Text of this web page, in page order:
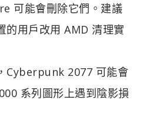
可能會刪除它們。建議
的用戶改用 AMD 清理實
Cyberpunk 2077 可能會
系列圖形上遇到陰影損